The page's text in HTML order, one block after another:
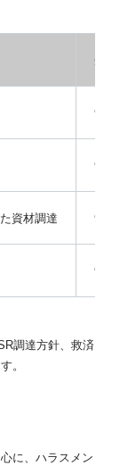
受講
資材調達
調達方針、救済
。
に、ハラスメン